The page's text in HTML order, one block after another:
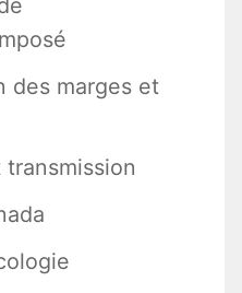
des marges et